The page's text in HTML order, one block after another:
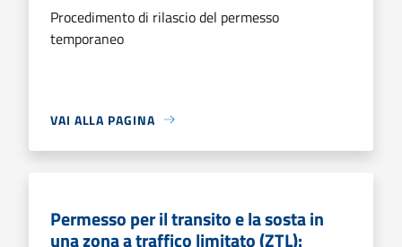
Procedimento di rilascio del permesso
temporaneo
VAI ALLA PAGINA
Permesso per il transito e la sosta in
una zona a traffico limitato (ZTL):